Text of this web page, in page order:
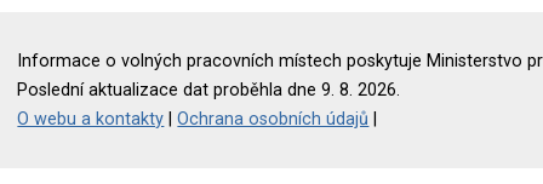
Informace o volných pracovních místech poskytuje Ministerstvo
Poslední aktualizace dat proběhla dne 9. 8. 2026.
O webu a kontakty |Ochrana osobních údajů